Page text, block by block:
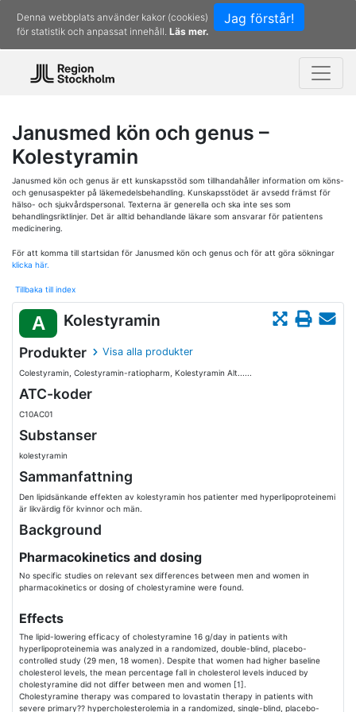
Jag förstår!
Denna webbplats använder kakor (cookies)
för statistik och anpassat innehåll. Läs mer.
Janusmed kön och genus –
Kolestyramin
Janusmed kön och genus är ett kunskapsstöd som tillhandahåller information om köns-
och genusaspekter på läkemedelsbehandling. Kunskapsstödet är avsedd främst för
hälso- och sjukvårdspersonal. Texterna är generella och ska inte ses som
behandlingsriktlinjer. Det är alltid behandlande läkare som ansvarar för patientens
medicinering.
För att komma till startsidan för Janusmed kön och genus och för att göra sökningar
klicka här.
Tillbaka till index
A Kolestyramin
Produkter Visa alla produkter
Colestyramin, Colestyramin-ratiopharm, Kolestyramin Alt......
ATC-koder
C10AC01
Substanser
kolestyramin
Sammanfattning
Den lipidsänkande effekten av kolestyramin hos patienter med hyperlipoproteinemi
är likvärdig för kvinnor och män.
Background
Pharmacokinetics and dosing
No specific studies on relevant sex differences between men and women in
pharmacokinetics or dosing of cholestyramine were found.
Effects
The lipid-lowering efficacy of cholestyramine 16 g/day in patients with
hyperlipoproteinemia was analyzed in a randomized, double-blind, placebo-
controlled study (29 men, 18 women). Despite that women had higher baseline
cholesterol levels, the mean percentage fall in cholesterol levels induced by
cholestyramine did not differ between men and women [1].
Cholestyramine therapy was compared to lovastatin therapy in patients with
severe primary?? hypercholesterolemia in a randomized, single-blind, placebo-